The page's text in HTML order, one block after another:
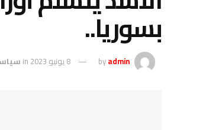
بسوريا..
byadmin 8 يونيو 2023 in